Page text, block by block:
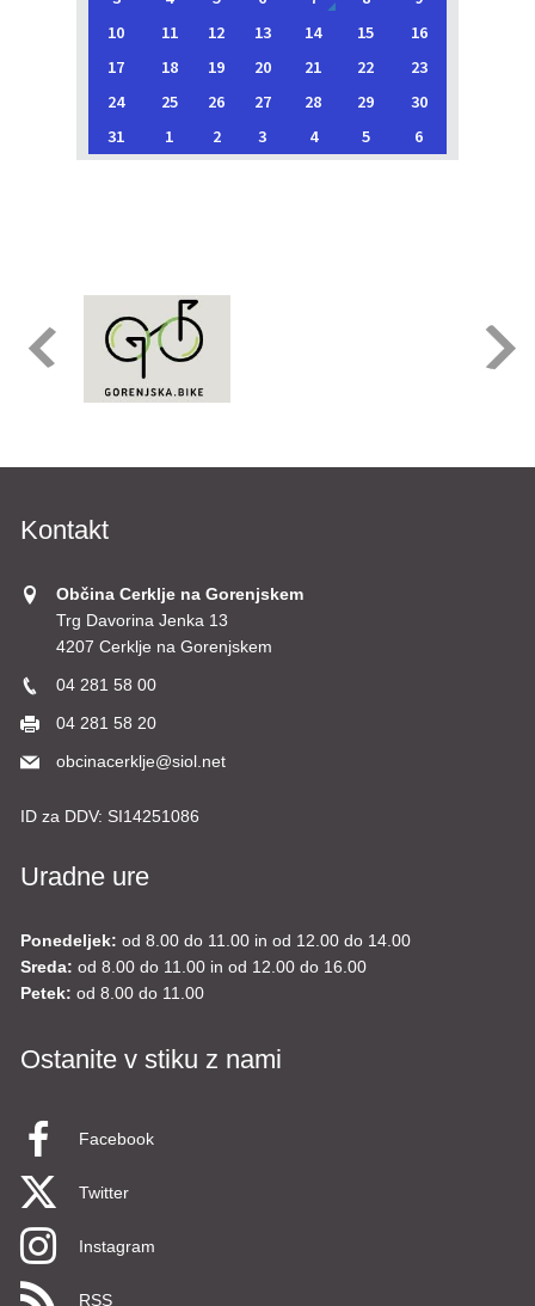
10
11 12 13 14 15
16
17
18 19 20 21 22
23
24
25 26 27 28 29
30
31
1 2 3 4 5 6
Kontakt
Občina Cerklje na Gorenjskem
Trg Davorina Jenka 13
4207 Cerklje na Gorenjskem
04 281 58 00
04 281 58 20
obcinacerklje@siol.net
ID za DDV: SI14251086
Uradne ure
Ponedeljek: od 8.00 do 11.00 in od 12.00 do 14.00
Sreda: od 8.00 do 11.00 in od 12.00 do 16.00
Petek: od 8.00 do 11.00
Ostanite v stiku z nami
Facebook
Twitter
Instagram
RSS